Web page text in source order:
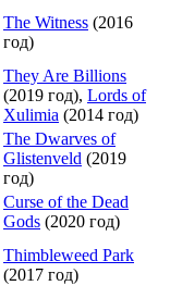
The Witness (2016
год)
They Are Billions
(2019 год), Lords of
Xulimia (2014 год)
The Dwarves of
Glistenveld (2019
год)
Curse of the Dead
Gods (2020 год)
Thimbleweed Park
(2017 год)